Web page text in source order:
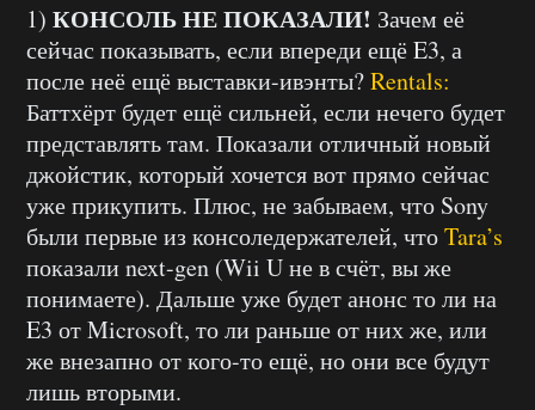
1) КОНСОЛЬ НЕ ПОКАЗАЛИ! Зачем её
сейчас показывать, если впереди ещё E3, а
после неё ещё выставки-ивэнты?Rentals:
Баттхёрт будет ещё сильней, если нечего будет
представлять там. Показали отличный новый
джойстик, который хочется вот прямо сейчас
уже прикупить. Плюс, не забываем, что Sony
были первые из консоледержателей, чтоTara’s
показали next-gen (Wii U не в счёт, вы же
понимаете). Дальше уже будет анонс то ли на
E3 от Microsoft, то ли раньше от них же, или
же внезапно от кого-то ещё, но они все будут
лишь вторыми.